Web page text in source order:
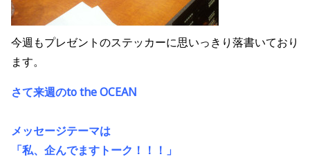
今週もプレゼントのステッカーに思いっきり落書いており
ます。
さて来週のto the OCEAN
メッセージテーマは
「私、企んでますトーク！！！」